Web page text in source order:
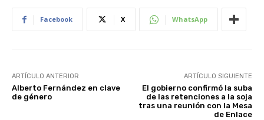
Facebook X WhatsApp
ARTÍCULO ANTERIOR
Alberto Fernández en clave
de género
ARTÍCULO SIGUIENTE
El gobierno confirmó la suba
de las retenciones a la soja
tras una reunión con la Mesa
de Enlace